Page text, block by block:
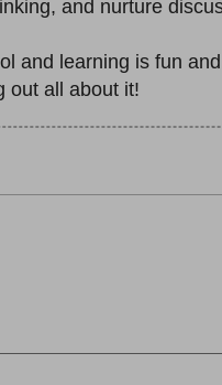
and nurture
and learning is fun
out all about it!